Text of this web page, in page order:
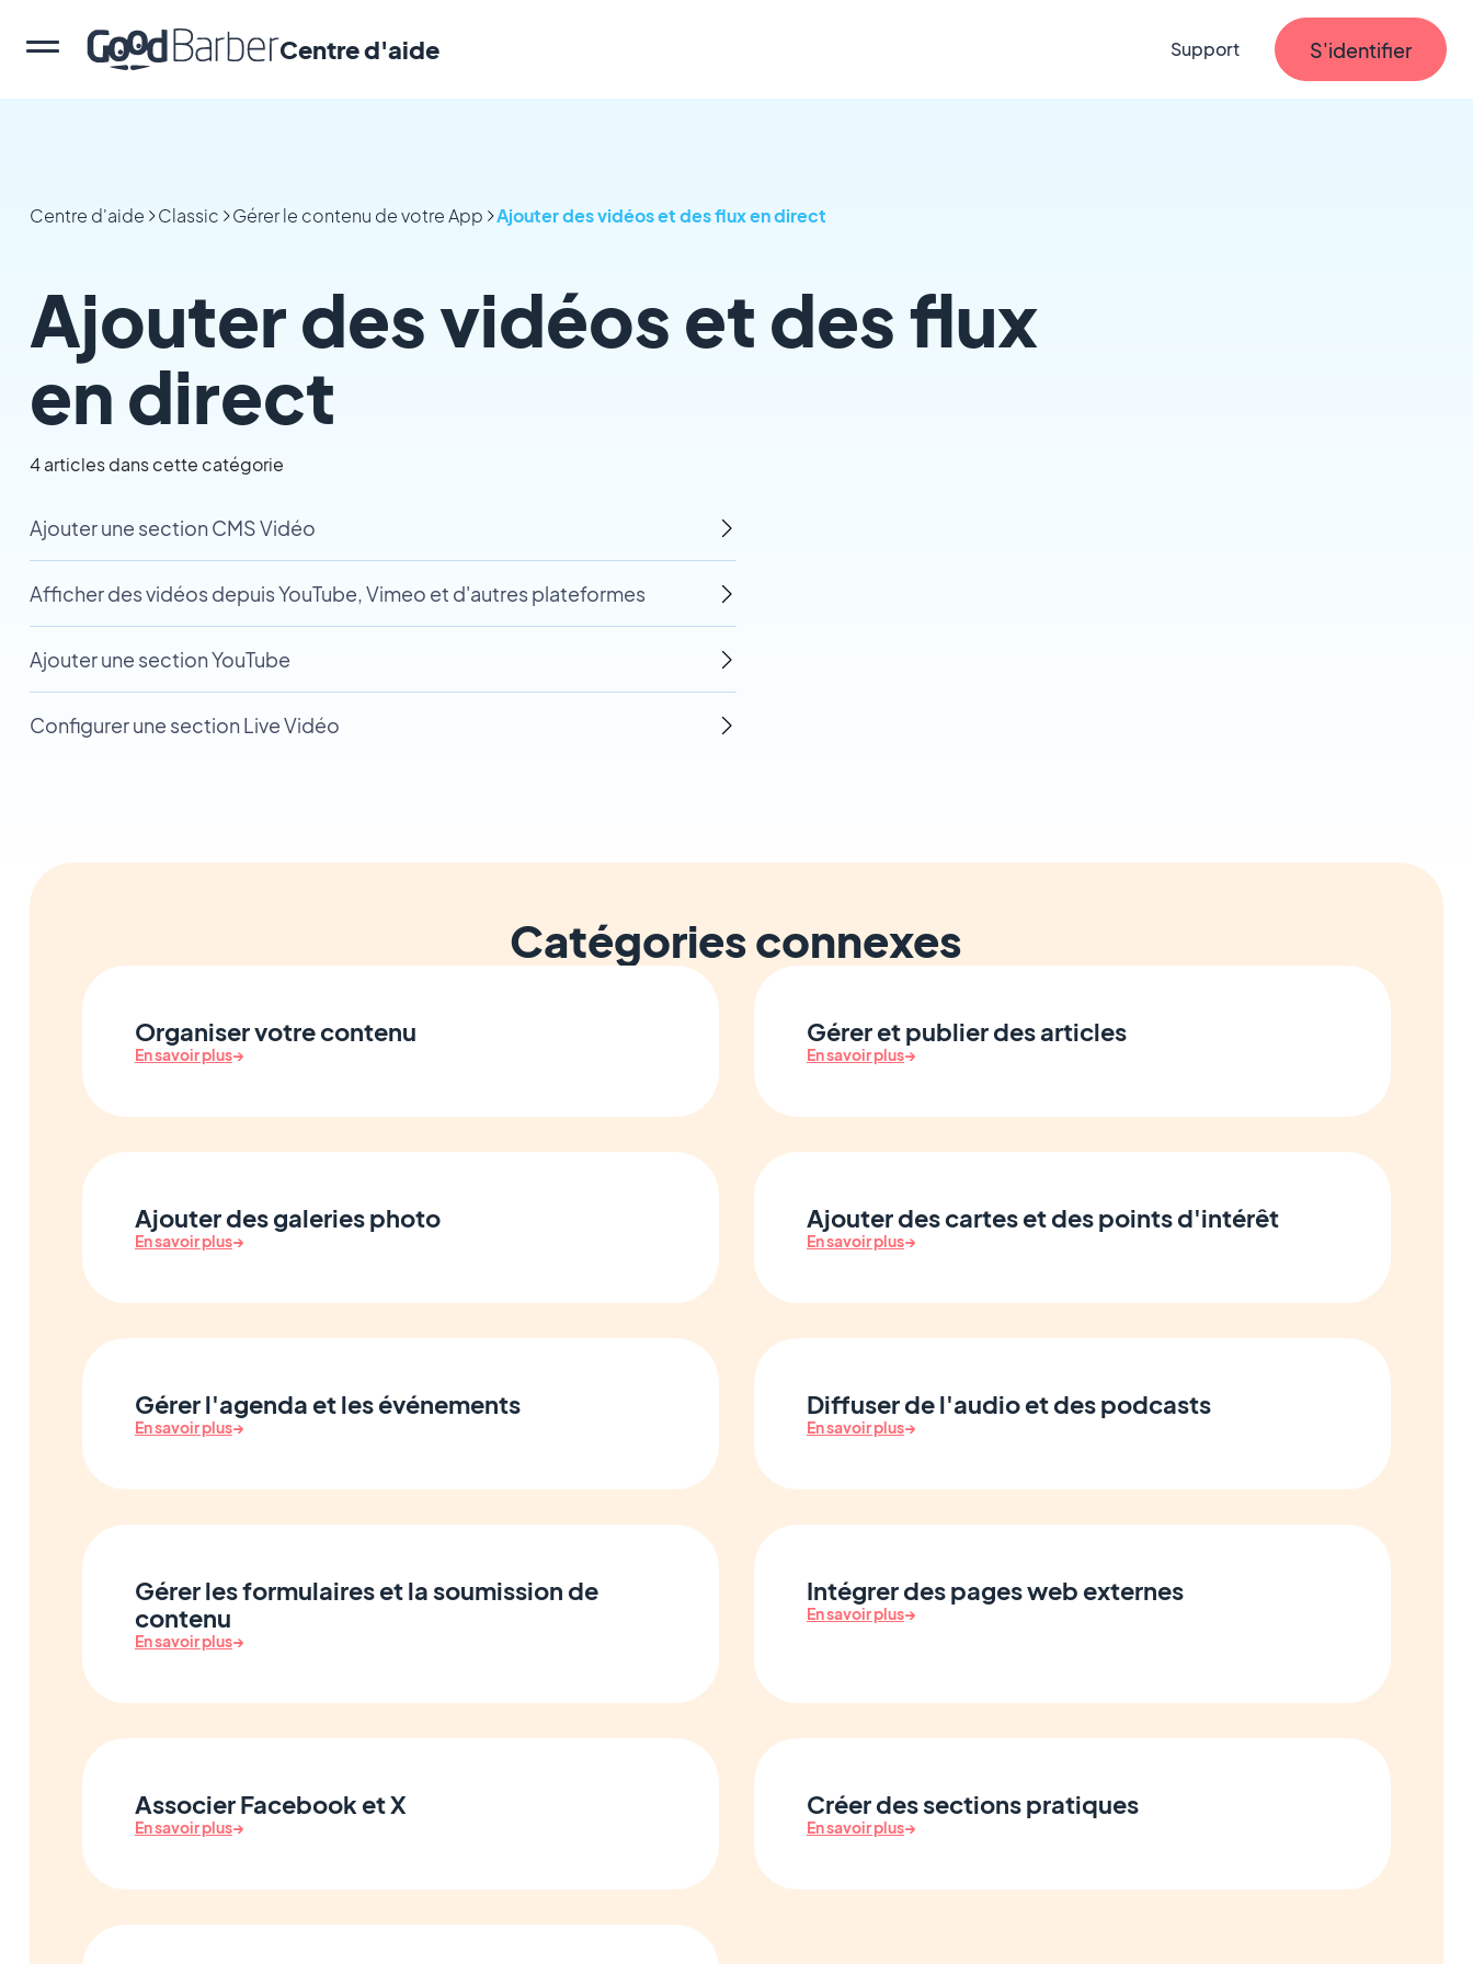
Centre d'aide Support S'identifier
Centre d'aide Classic Gérer le contenu de votre App Ajouter des vidéos et des flux en direct
Ajouter des vidéos et des flux
en direct
4 articles dans cette catégorie
Ajouter une section CMS Vidéo
Afficher des vidéos depuis YouTube, Vimeo et d'autres plateformes
Ajouter une section YouTube
Configurer une section Live Vidéo
Catégories connexes
Organiser votre contenu
En savoir plus→
Gérer et publier des articles
En savoir plus→
Ajouter des galeries photo
En savoir plus→
Ajouter des cartes et des points d'intérêt
En savoir plus→
Gérer l'agenda et les événements
En savoir plus→
Diffuser de l'audio et des podcasts
En savoir plus→
Gérer les formulaires et la soumission de
contenu
En savoir plus→
Intégrer des pages web externes
En savoir plus→
Associer Facebook et X
En savoir plus→
Créer des sections pratiques
En savoir plus→